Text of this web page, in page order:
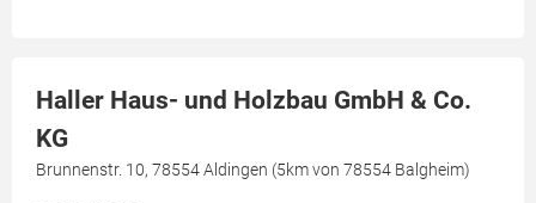
Haller Haus- und Holzbau GmbH & Co.
KG
Brunnenstr. 10, 78554 Aldingen (5km von 78554 Balgheim)